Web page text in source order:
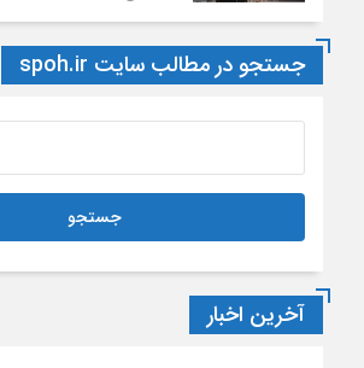
جستجو در مطالب سایت spoh.ir
آخرین اخبار